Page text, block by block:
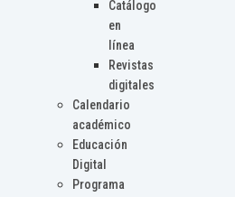
Catálogo
en
línea
Revistas
digitales
Calendario
académico
Educación
Digital
Programa